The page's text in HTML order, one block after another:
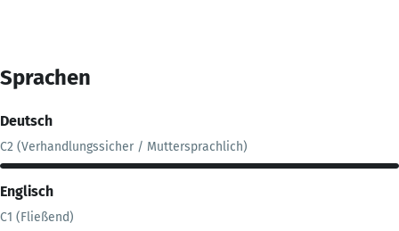
Sprachen
Deutsch
C2 (Verhandlungssicher / Muttersprachlich)
Englisch
C1 (Fließend)